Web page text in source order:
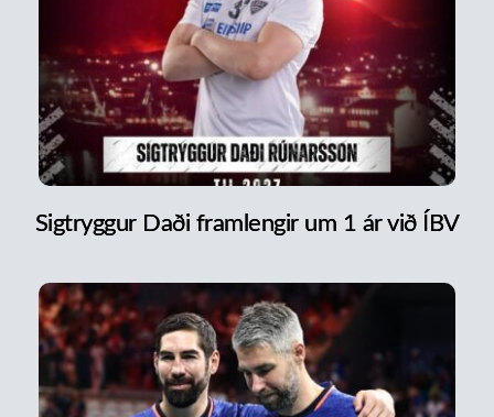
Sigtryggur Daði framlengir um 1 ár við ÍBV